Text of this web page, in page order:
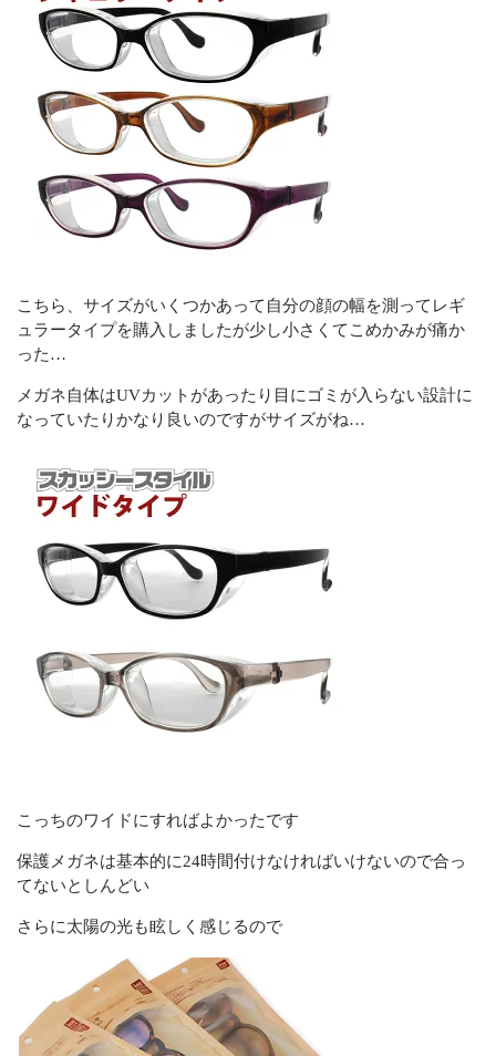
こちら、サイズがいくつかあって自分の顔の幅を測ってレギ
ュラータイプを購入しましたが少し小さくてこめかみが痛か
った…
メガネ自体はUVカットがあったり目にゴミが入らない設計に
なっていたりかなり良いのですがサイズがね…
こっちのワイドにすればよかったです
保護メガネは基本的に24時間付けなければいけないので合っ
てないとしんどい
さらに太陽の光も眩しく感じるので